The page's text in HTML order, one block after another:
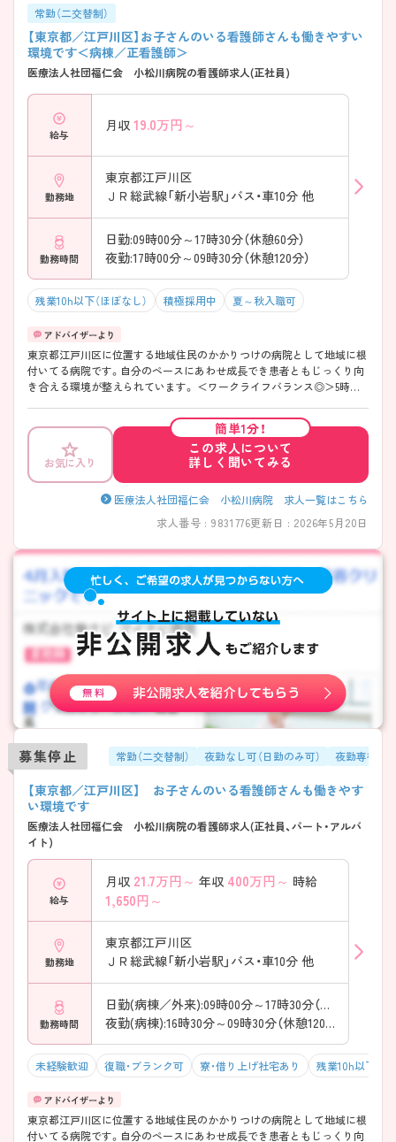
常勤（二交替制）
【東京都／江戸川区】お子さんのいる看護師さんも働きやすい
環境です＜病棟／正看護師＞
医療法人社団福仁会 小松川病院の看護師求人(正社員)
給与
月収 19.0万円～
勤務地
東京都江戸川区
ＪＲ総武線「新小岩駅」バス・車10分 他
勤務時間
日勤:09時00分～17時30分（休憩60分）
夜勤:17時00分～09時30分（休憩120分）
残業10h以下（ほぼなし） 積極採用中 夏～秋入職可
東京都江戸川区に位置する地域住民のかかりつけの病院として地域に根
付いてる病院です。自分のペースにあわせ成長でき患者ともじっくり向
き合える環境が整えられています。 ＜ワークライフバランス◎＞5時間
して開設して以来、地域のかかりつけ医として親しまれている病院で
す。 ご興味のある方は面接対策ポイントなどお話致しますのでお気軽に
お問い合わせください。
お気に入り
簡単1分！
この求人について
詳しく聞いてみる
医療法人社団福仁会 小松川病院 求人一覧はこちら
求人番号 : 9831776更新日 : 2026年5月20日
募集停止 常勤（二交替制） 夜勤なし可（日勤のみ可） 夜勤専従
【東京都／江戸川区】 お子さんのいる看護師さんも働きやす
い環境です
医療法人社団福仁会 小松川病院の看護師求人(正社員、パート・アルバ
イト)
給与
月収 21.7万円～ 年収 400万円～ 時給
1,650円～
勤務地
東京都江戸川区
ＪＲ総武線「新小岩駅」バス・車10分 他
勤務時間
日勤(病棟／外来):09時00分～17時30分（休憩60分）
夜勤(病棟):16時30分～09時30分（休憩120分）
未経験歓迎 復職・ブランク可 寮・借り上げ社宅あり 残業10h以下（ほ
東京都江戸川区に位置する地域住民のかかりつけの病院として地域に根
付いてる病院です。自分のペースにあわせ成長でき患者ともじっくり向